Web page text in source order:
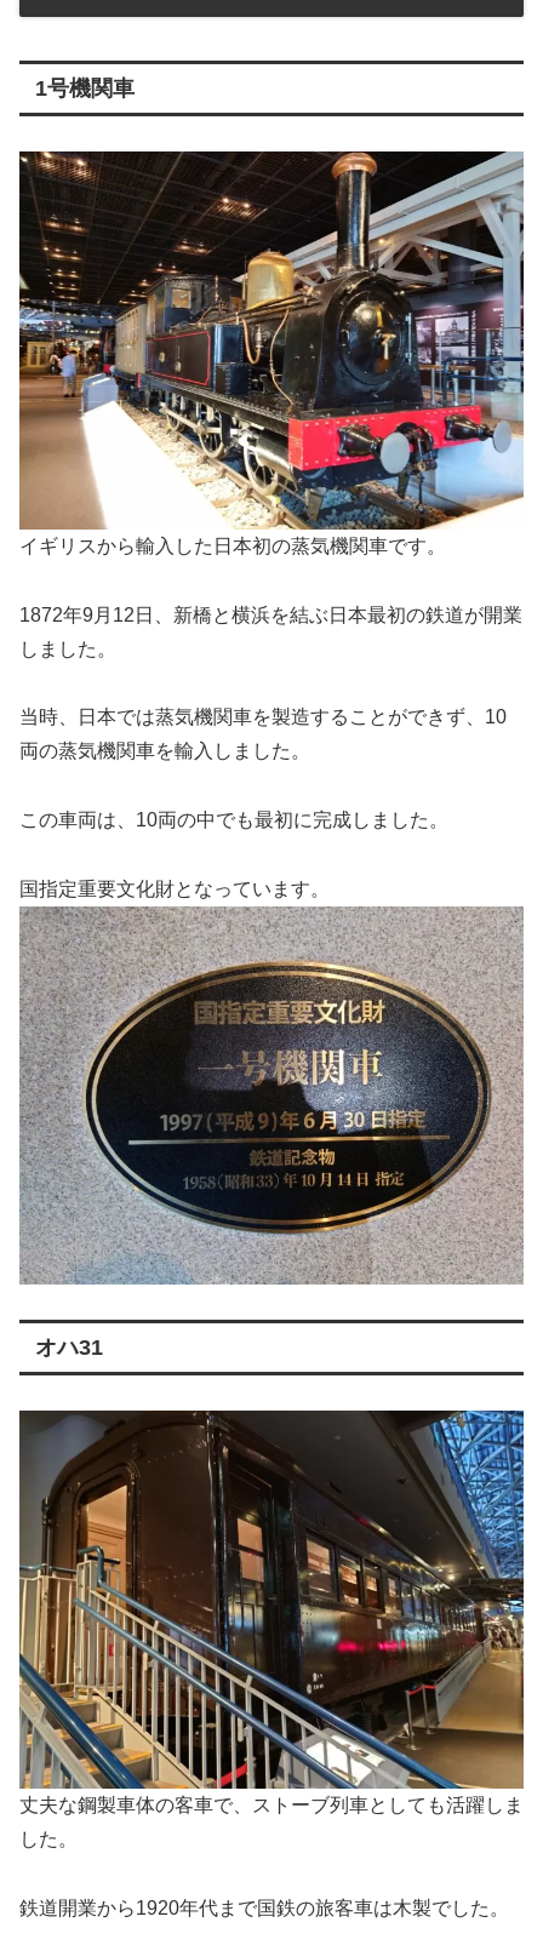
1号機関車
イギリスから輸入した日本初の蒸気機関車です。
1872年9月12日、新橋と横浜を結ぶ日本最初の鉄道が開業
しました。
当時、日本では蒸気機関車を製造することができず、10
両の蒸気機関車を輸入しました。
この車両は、10両の中でも最初に完成しました。
国指定重要文化財となっています。
オハ31
丈夫な鋼製車体の客車で、ストーブ列車としても活躍しま
した。
鉄道開業から1920年代まで国鉄の旅客車は木製でした。